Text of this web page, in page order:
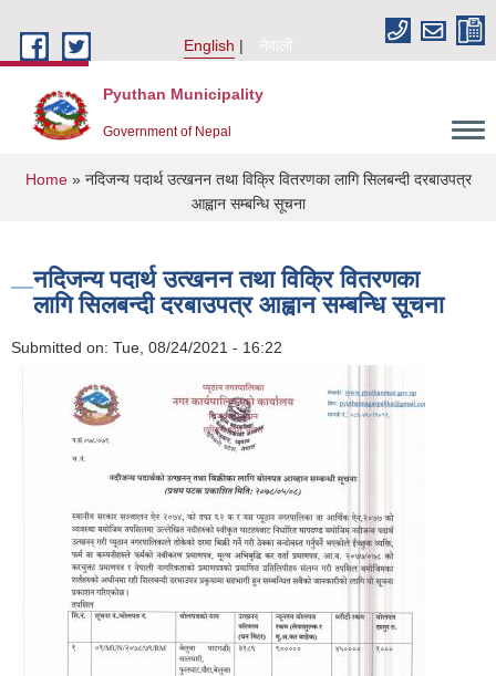
English
नेपाली
Pyuthan Municipality
Government of Nepal
You are here
Home» नदिजन्य पदार्थ उत्खनन तथा विक्रि वितरणका लागि सिलबन्दी दरबाउपत्र
आह्वान सम्बन्धि सूचना
नदिजन्य पदार्थ उत्खनन तथा विक्रि वितरणका
लागि सिलबन्दी दरबाउपत्र आह्वान सम्बन्धि सूचना
Submitted on: Tue, 08/24/2021 - 16:22